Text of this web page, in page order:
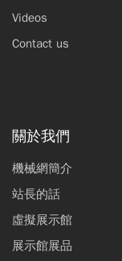
Videos
Contact us
關於我們
機械網簡介
站長的話
虛擬展示館
展示館展品